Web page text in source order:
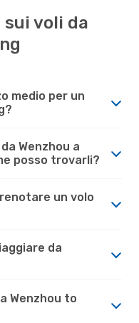
voli da
medio per un
Wenzhou a
posso trovarli?
un volo
da
Wenzhou to